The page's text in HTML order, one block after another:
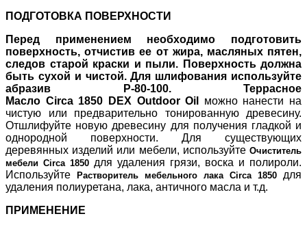
ПОДГОТОВКА ПОВЕРХНОСТИ
Перед применением необходимо подготовить
поверхность, отчистив ее от жира, масляных пятен,
следов старой краски и пыли. Поверхность должна
быть сухой и чистой. Для шлифования используйте
абразив Р-80-100. Террасное
Масло Circa1850 DEX Outdoor Oil можно нанести на
чистую или предварительно тонированную древесину.
Отшлифуйте новую древесину для получения гладкой и
однородной поверхности. Для существующих
деревянных изделий или мебели, используйте Очиститель
мебели Circa 1850 для удаления грязи, воска и полироли.
Используйте
Растворитель мебельного лака Circa 1850 для
удаления полиуретана, лака, античного масла и т.д.
ПРИМЕНЕНИЕ